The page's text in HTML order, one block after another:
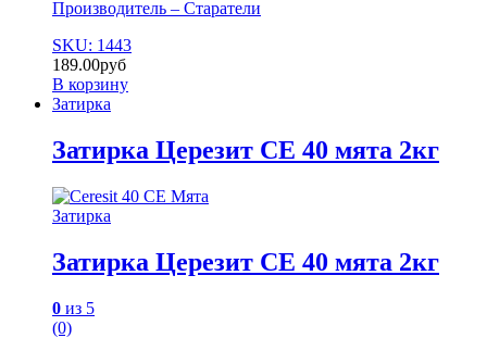
Производитель – Старатели
SKU: 1443
189.00руб
В корзину
Затирка
Затирка Церезит СЕ 40 мята 2кг
Затирка
Затирка Церезит СЕ 40 мята 2кг
0 из 5
(0)